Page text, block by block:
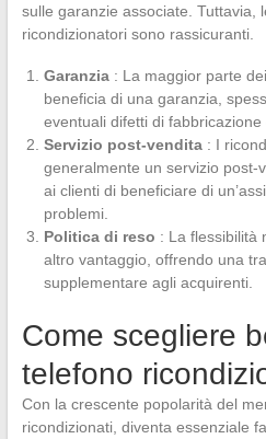
sulle garanzie associate. Tuttavia,
ricondizionatori sono rassicuranti.
Garanzia: La maggior parte
beneficia di una garanzia,
eventuali difetti di fabbricazione
Servizio post-vendita: I
generalmente un servizio post-
ai clienti di beneficiare di
problemi.
Politica di reso : La flessibilità
altro vantaggio, offrendo una
supplementare agli acquirenti.
Come scegliere
telefono
Con la crescente popolarità del
ricondizionati, diventa essenziale